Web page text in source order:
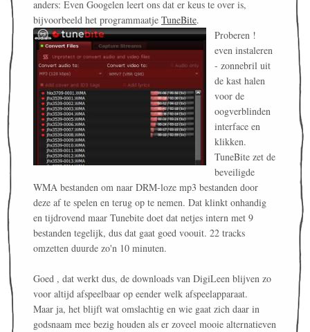
anders: Even Googelen leert ons dat er keus te over is,
bijvoorbeeld het programmaatje TuneBite.
Proberen !
even instaleren
- zonnebril uit
de kast halen
voor de
oogverblinden
interface en
klikken.
TuneBite zet de
beveiligde
WMA bestanden om naar DRM-loze mp3 bestanden door
deze af te spelen en terug op te nemen. Dat klinkt onhandig
en tijdrovend maar Tunebite doet dat netjes intern met 9
bestanden tegelijk, dus dat gaat goed voouit. 22 tracks
omzetten duurde zo'n 10 minuten.
Goed , dat werkt dus, de downloads van DigiLeen blijven zo
voor altijd afspeelbaar op eender welk afspeelapparaat.
Maar ja, het blijft wat omslachtig en wie gaat zich daar in
godsnaam mee bezig houden als er zoveel mooie alternatieven